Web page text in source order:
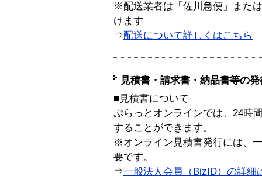
※配送業者は「佐川急便」また
けます
⇒配送について詳しくはこちら
見積書・請求書・納品書等の
■見積書について
ぷらっとオンラインでは、24時
することができます。
※オンライン見積書発行には、
要です。
⇒一般法人会員（BizID）の詳細